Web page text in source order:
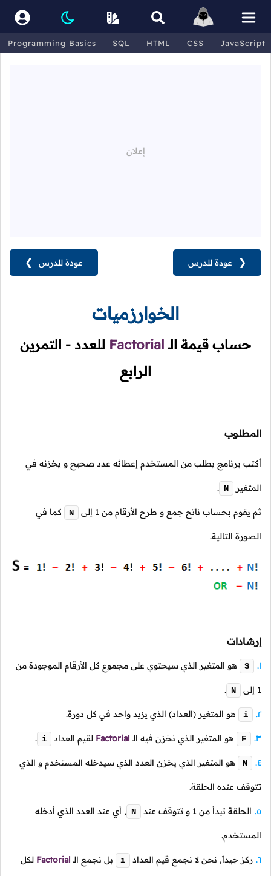
Programming Basics SQL HTML CSS JavaScript
عودة للدرس ❯ ❮ عودة للدرس
الخوارزميات
حساب قيمة الـ Factorial للعدد - التمرين
الرابع
المطلوب
أكتب برنامج يطلب من المستخدم إعطائه عدد صحيح و يخزنه في
المتغير N
.
ثم يقوم بحساب ناتج جمع و طرح الأرقام من 1 إلى N كما في
الصورة التالية.
إرشادات
S هو المتغير الذي سيحتوي على مجموع كل الأرقام الموجودة من
1 إلى N
.
i هو المتغير (العداد) الذي يزيد واحد في كل دورة.
F هو المتغير الذي نخزن فيه الـ Factorial لقيم العداد i
.
N هو المتغير الذي يخزن العدد الذي سيدخله المستخدم و الذي
تتوقف عنده الحلقة.
الحلقة تبدأ من 1 و تتوقف عند N
, أي عند العدد الذي أدخله
المستخدم.
ركز جيداً, نحن لا نجمع قيم العداد i بل نجمع الـ Factorial لكل